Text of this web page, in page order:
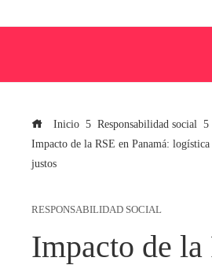
Inicio
Responsabilidad social
Impacto de la RSE en Panamá:
justos
RESPONSABILIDAD SOCIAL
Impacto de la